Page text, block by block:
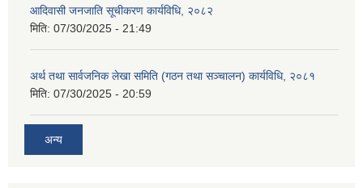
आदिवासी जनजाति सूचीकरण कार्यविधि, २०८२
मिति: 07/30/2025 - 21:49
अर्थ तथा सार्वजनिक लेखा समिति (गठन तथा सञ्चालन) कार्यविधि, २०८१
मिति: 07/30/2025 - 20:59
अन्य